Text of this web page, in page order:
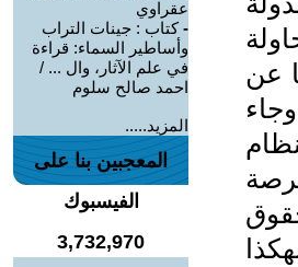
عن
عقراوي
-كتاب : جينات التراب
وأساطير السماء: قراءة
في علم الآثار، وال ... /
احمد صالح سلوم
المزيد.....
المعجبين بنا على
الفيسبوك
3,732,970